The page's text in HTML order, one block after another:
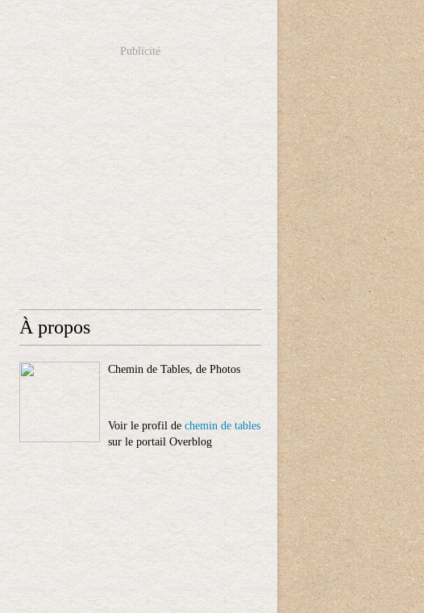
Publicité
À propos
Chemin de Tables, de Photos
Voir le profil de chemin de tables
sur le portail Overblog